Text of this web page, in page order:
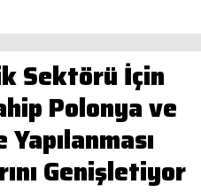
Sektörü İçin
Polonya ve
Genişletiyor